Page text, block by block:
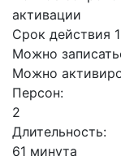
активации
Срок действия
Можно
Можно
Персон:
2
Длительность:
61 минута